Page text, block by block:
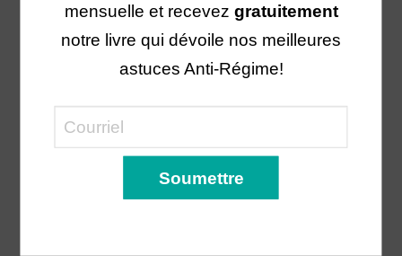
Cholestérol
Côlon irritable
mensuelle et recevez gratuitement
notre livre qui dévoile nos meilleures
astuces Anti-Régime!